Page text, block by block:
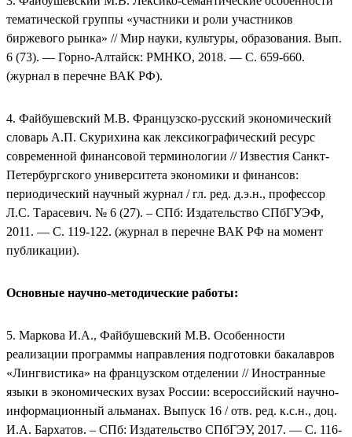
тематической группы «участники и роли участников
биржевого рынка» // Мир науки, культуры, образования. Вып.
6 (73). — Горно-Алтайск: РМНКО, 2018. — С. 659-660.
(журнал в перечне ВАК РФ).
4. Файбушевский М.В. Французско-русский экономический
словарь А.П. Скурихина как лексикографический ресурс
современной финансовой терминологии // Известия Санкт-
Петербургского университета экономики и финансов:
периодический научный журнал / гл. ред. д.э.н., профессор
Л.С. Тарасевич. № 6 (27). – СПб: Издательство СПбГУЭФ,
2011. — С. 119-122. (журнал в перечне ВАК РФ на момент
публикации).
Основные научно-методические работы:
5. Маркова И.А., Файбушевский М.В. Особенности
реализации программы направления подготовки бакалавров
«Лингвистика» на французском отделении // Иностранные
языки в экономических вузах России: всероссийский научно-
информационный альманах. Выпуск 16 / отв. ред. к.с.н., доц.
И.А. Бархатов. – СПб: Издательство СПбГЭУ, 2017. — С. 116-